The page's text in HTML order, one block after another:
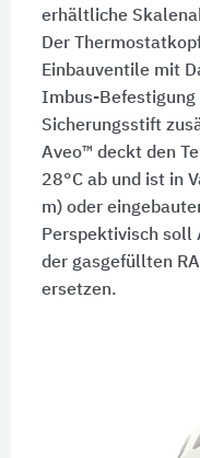
erhältliche
Der
Einbauventile mit
Imbus-Befestigung
Sicherungsstift
Aveo™ deckt den
28°C ab und ist in
m) oder
Perspektivisch soll
der gasgefüllten
ersetzen.